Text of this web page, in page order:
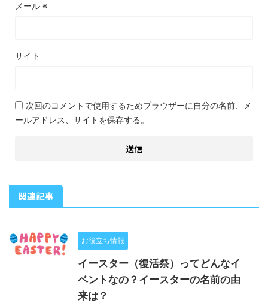
メール ※
サイト
次回のコメントで使用するためブラウザーに自分の名前、メ
ールアドレス、サイトを保存する。
関連記事
お役立ち情報
イースター（復活祭）ってどんなイ
ベントなの？イースターの名前の由
来は？